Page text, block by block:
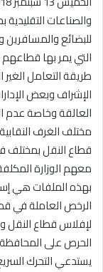
والصناعات
للبضائع والمسافرين
التي يمر بها
طريقة التعامل
الإشراف وبعض
العالقة وخاصة عدم
مختلف الغرف
قطاع النقل بمختلف
معهم الوزارة
بهذه الملفات هي
الرخص العاملة في
لإفلاس قطاع
الحرص على
يستدعي التحرك